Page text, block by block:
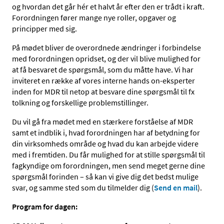
og hvordan det går hér et halvt år efter den er trådt i kraft.
Forordningen fører mange nye roller, opgaver og
principper med sig.
På mødet bliver de overordnede ændringer i forbindelse
med forordningen opridset, og der vil blive mulighed for
at få besvaret de spørgsmål, som du måtte have. Vi har
inviteret en række af vores interne hands on-eksperter
inden for MDR til netop at besvare dine spørgsmål til fx
tolkning og forskellige problemstillinger.
Du vil gå fra mødet med en stærkere forståelse af MDR
samt et indblik i, hvad forordningen har af betydning for
din virksomheds område og hvad du kan arbejde videre
med i fremtiden. Du får mulighed for at stille spørgsmål til
fagkyndige om forordningen, men send meget gerne dine
spørgsmål forinden – så kan vi give dig det bedst mulige
svar, og samme sted som du tilmelder dig (Send en mail).
Program for dagen: